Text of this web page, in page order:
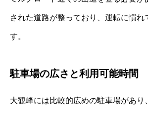
された道路が整っており、運転に慣れ
す。
駐車場の広さと利用可能時間
大観峰には比較的広めの駐車場があり